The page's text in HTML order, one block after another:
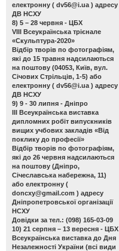
електронну ( dv56@i.ua ) адресу
ДВ НСХУ
8) 5 – 28 червня - ЦБХ
VIII Всеукраїнська трієнале
«Скульптура-2020»
Відбір творів по фотографіям,
які до 15 травня надсилаються
на поштову (04053, Київ, вул.
Січових Стрільців, 1-5) або
електронну ( dv56@i.ua ) адресу
ДВ НСХУ
9) 9 - 30 липня - Дніпро
ІІІ Всеукраїнська виставка
дипломних робіт випускників
вищих учбових закладів «Від
поклику до професії»
Відбір творів по фотографіям,
які до 26 червня надсилаються
на поштову (Дніпро,
Січеславська набережна, 11)
або електронну (
doncxy@gmail.com ) адресу
Дніпропетровської організації
НСХУ
Довідки за тел.: (098) 165-03-09
10) 21 серпня – 13 вересня - ЦБХ
Всеукраїнська виставка до Дня
Незалежності України (всі види